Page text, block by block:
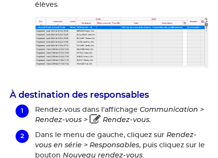
élèves.
À destination des responsables
Rendez-vous dans l'affichage Communication >
Rendez-vous >
Rendez-vous.
Dans le menu de gauche, cliquez sur Rendez-
vous en série > Responsables, puis cliquez sur le
bouton Nouveau rendez-vous